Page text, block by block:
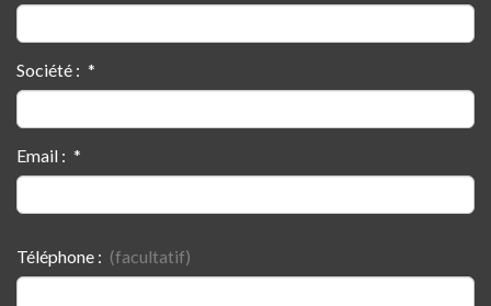
Société :
Email :
Téléphone :